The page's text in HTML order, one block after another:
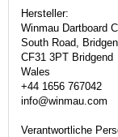
Hersteller:
Winmau Dartboard
South Road,
CF31 3PT Bridgend
Wales
+44 1656 767042
info@winmau.com
Verantwortliche